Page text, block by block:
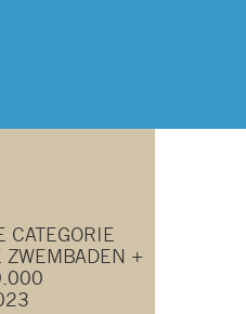
ZWEMBADEN +